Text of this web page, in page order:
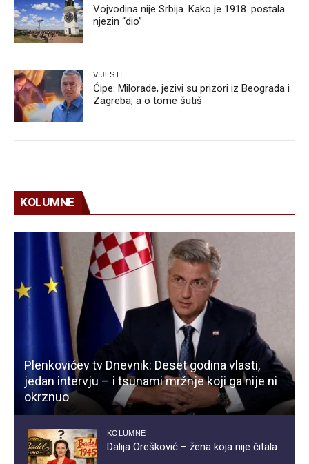
Vojvodina nije Srbija. Kako je 1918. postala
njezin “dio”
VIJESTI
Ćipe: Milorade, jezivi su prizori iz Beograda i
Zagreba, a o tome šutiš
KOLUMNE
Plenkovićev tv Dnevnik: Deset godina vlasti,
jedan intervju – i tsunami mržnje koji ga nije ni
okrznuo
KOLUMNE
Dalija Orešković – žena koja nije čitala